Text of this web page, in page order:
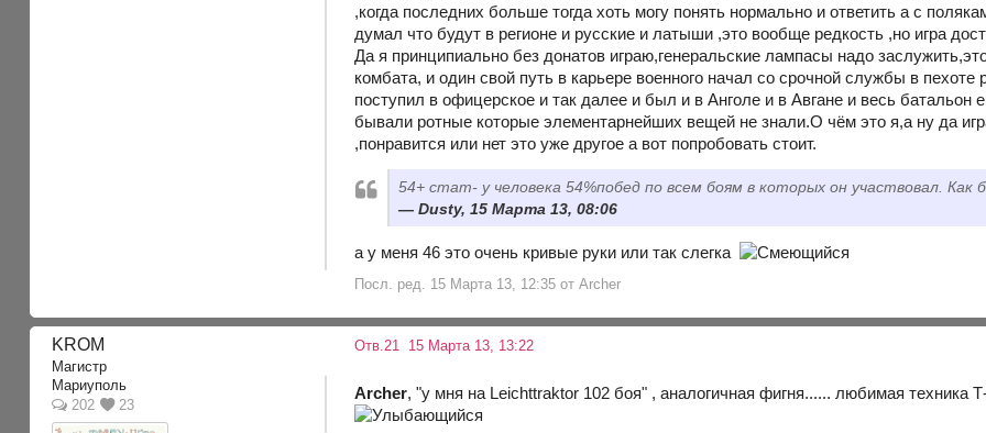
,когда последних больше тогда хоть могу понять нормально и ответить а с
думал что будут в регионе и русские и латыши ,это вообще редкость ,но игра
Да я принципиально без донатов играю,генеральские лампасы надо
комбата, и один свой путь в карьере военного начал со срочной службы в
поступил в офицерское и так далее и был и в Анголе и в Авгане и весь батальон
бывали ротные которые элементарнейших вещей не знали.О чём это я,а ну да
,понравится или нет это уже другое а вот попробовать стоит.
54+ стат- у человека 54%побед по всем боям в которых он участвовал. Как
Dusty, 15 Марта 13, 08:06
а у меня 46 это очень кривые руки или так слегка
Посл. ред. 15 Марта 13, 12:35 от Archer
KROM
Магистр
Мариуполь
202
23
Отв.21 15 Марта 13, 13:22
Archer, "у мня на Leichttraktor 102 боя" , аналогичная фигня...... любимая техника